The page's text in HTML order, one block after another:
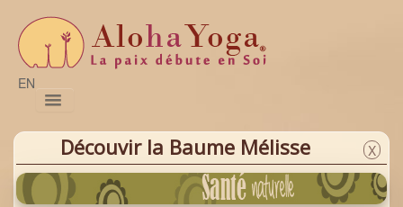
EN
Pratiques
Naturo
Formations Magazine Nous joindre
X
Découvir la Baume Mélisse